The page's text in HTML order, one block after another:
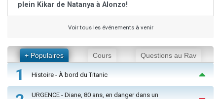
plein Kikar de Natanya à Alonzo!
Voir tous les événements à venir
+ Populaires Cours Questions au Rav
1 Histoire - À bord du Titanic
URGENCE - Diane, 80 ans, en danger dans un